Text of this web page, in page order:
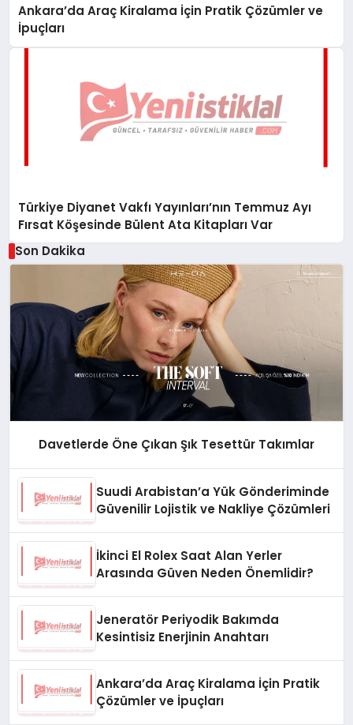
Ankara’da Araç Kiralama İçin Pratik Çözümler ve
İpuçları
Türkiye Diyanet Vakfı Yayınları’nın Temmuz Ayı
Fırsat Köşesinde Bülent Ata Kitapları Var
Son Dakika
Davetlerde Öne Çıkan Şık Tesettür Takımlar
Suudi Arabistan’a Yük Gönderiminde
Güvenilir Lojistik ve Nakliye Çözümleri
İkinci El Rolex Saat Alan Yerler
Arasında Güven Neden Önemlidir?
Jeneratör Periyodik Bakımda
Kesintisiz Enerjinin Anahtarı
Ankara’da Araç Kiralama İçin Pratik
Çözümler ve İpuçları